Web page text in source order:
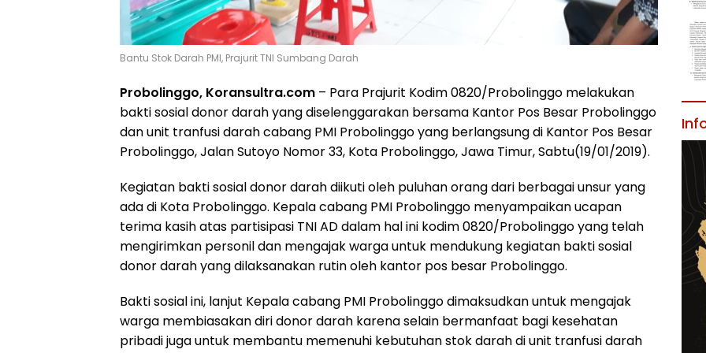
Bantu Stok Darah PMI, Prajurit TNI Sumbang Darah
Probolinggo, Koransultra.com – Para Prajurit Kodim 0820/Probolinggo melakukan
bakti sosial donor darah yang diselenggarakan bersama Kantor Pos Besar Probolinggo
dan unit tranfusi darah cabang PMI Probolinggo yang berlangsung di Kantor Pos Besar
Probolinggo, Jalan Sutoyo Nomor 33, Kota Probolinggo, Jawa Timur, Sabtu(19/01/2019).
Kegiatan bakti sosial donor darah diikuti oleh puluhan orang dari berbagai unsur yang
ada di Kota Probolinggo. Kepala cabang PMI Probolinggo menyampaikan ucapan
terima kasih atas partisipasi TNI AD dalam hal ini kodim 0820/Probolinggo yang telah
mengirimkan personil dan mengajak warga untuk mendukung kegiatan bakti sosial
donor darah yang dilaksanakan rutin oleh kantor pos besar Probolinggo.
Bakti sosial ini, lanjut Kepala cabang PMI Probolinggo dimaksudkan untuk mengajak
warga membiasakan diri donor darah karena selain bermanfaat bagi kesehatan
pribadi juga untuk membantu memenuhi kebutuhan stok darah di unit tranfusi darah